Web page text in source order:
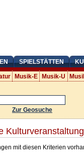
SPIELSTÄTTEN
Musik-E Musik-U
Zur Geosuche
mit diesen Kriterien